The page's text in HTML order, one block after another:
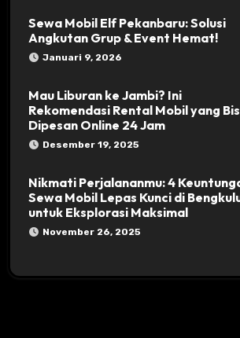
Sewa Mobil Elf Pekanbaru: Solusi
Angkutan Grup & Event Hemat!
Januari 9, 2026
Mau Liburan ke Jambi? Ini
Rekomendasi Rental Mobil yang
Dipesan Online 24 Jam
Desember 19, 2025
Nikmati Perjalananmu: 4
Sewa Mobil Lepas Kunci di
untuk Eksplorasi Maksimal
November 26, 2025